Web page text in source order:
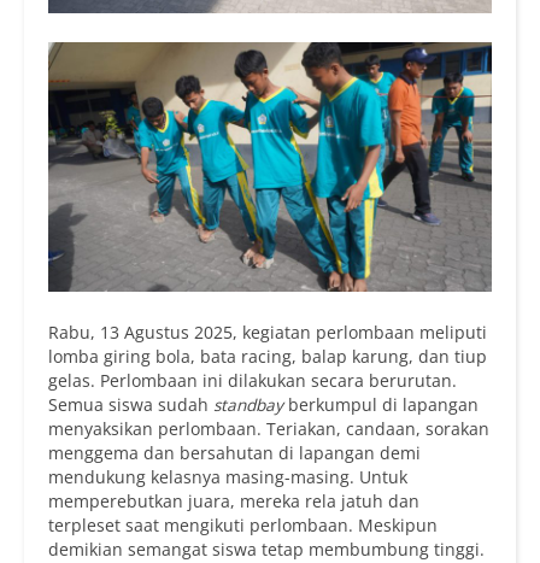
Rabu, 13 Agustus 2025, kegiatan perlombaan meliputi
lomba giring bola, bata racing, balap karung, dan tiup
gelas. Perlombaan ini dilakukan secara berurutan.
Semua siswa sudah standbayberkumpul di lapangan
menyaksikan perlombaan. Teriakan, candaan, sorakan
menggema dan bersahutan di lapangan demi
mendukung kelasnya masing-masing. Untuk
memperebutkan juara, mereka rela jatuh dan
terpleset saat mengikuti perlombaan. Meskipun
demikian semangat siswa tetap membumbung tinggi.